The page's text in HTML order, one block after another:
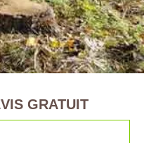
GRATUIT